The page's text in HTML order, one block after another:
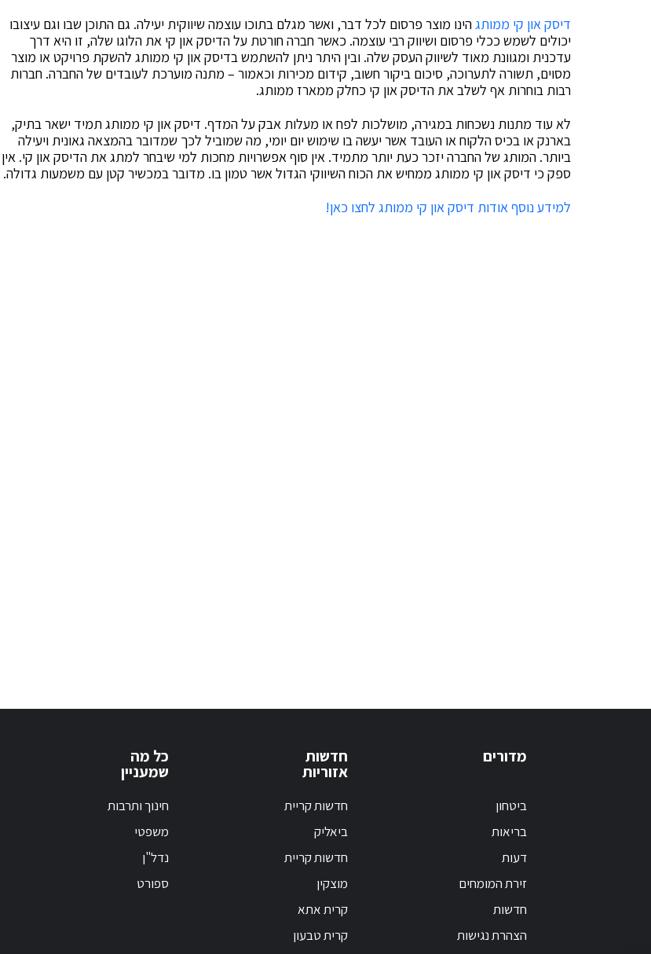
דיסק און קי ממותגהינו מוצר פרסום לכל דבר, ואשר מגלם בתוכו עוצמה שיווקית יעילה. גם התוכן שבו וגם עיצובו
יכולים לשמש ככלי פרסום ושיווק רבי עוצמה. כאשר חברה חורטת על הדיסק און קי את הלוגו שלה, זו היא דרך
עדכנית ומגוונת מאוד לשיווק העסק שלה. ובין היתר ניתן להשתמש בדיסק און קי ממותג להשקת פרויקט או מוצר
מסוים, תשורה לתערוכה, סיכום ביקור חשוב, קידום מכירות וכאמור – מתנה מוערכת לעובדים של החברה. חברות
רבות בוחרות אף לשלב את הדיסק און קי כחלק ממארז ממותג.
לא עוד מתנות נשכחות במגירה, מושלכות לפח או מעלות אבק על המדף. דיסק און קי ממותג תמיד ישאר בתיק,
בארנק או בכיס הלקוח או העובד אשר יעשה בו שימוש יום יומי, מה שמוביל לכך שמדובר בהמצאה גאונית ויעילה
ביותר. המותג של החברה יזכר כעת יותר מתמיד. אין סוף אפשרויות מחכות למי שיבחר למתג את הדיסק און קי. אין
ספק כי דיסק און קי ממותג ממחיש את הכוח השיווקי הגדול אשר טמון בו. מדובר במכשיר קטן עם משמעות גדולה.
למידע נוסף אודות דיסק און קי ממותג לחצו כאן!
מדורים
ביטחון
בריאות
דעות
זירת המומחים
חדשות
הצהרת נגישות
חדשות
אזוריות
חדשות קריית
ביאליק
חדשות קריית
מוצקין
קרית אתא
קרית טבעון
כל מה
שמעניין
חינוך ותרבות
משפטי
נדל"ן
ספורט